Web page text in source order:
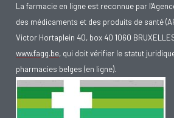
La farmacie en ligne est reconnue par
des médicaments et des produits de santé
Victor Hortaplein 40, box 40 1060
www.fagg.be, qui doit vérifier le statut
pharmacies belges (en ligne).